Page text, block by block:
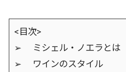
<目次>
➢ ミシェル・ノエラとは
➢ ワインのスタイル